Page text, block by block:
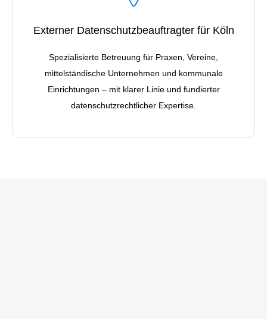
Externer Datenschutzbeauftragter für Köln
Spezialisierte Betreuung für Praxen, Vereine,
mittelständische Unternehmen und kommunale
Einrichtungen – mit klarer Linie und fundierter
datenschutzrechtlicher Expertise.